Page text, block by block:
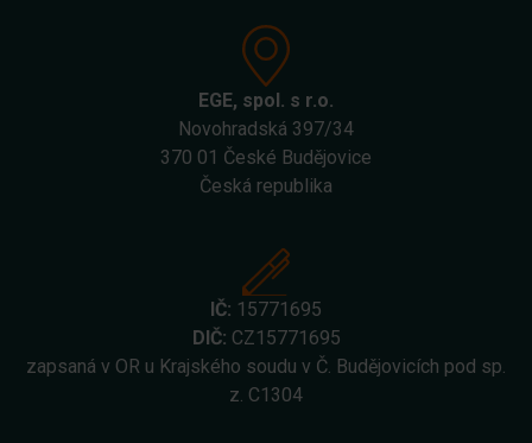
EGE, spol. s r.o.
Novohradská 397/34
370 01 České Budějovice
Česká republika
IČ: 15771695
DIČ: CZ15771695
zapsaná v OR u Krajského soudu v Č. Budějovicích pod sp.
z. C1304